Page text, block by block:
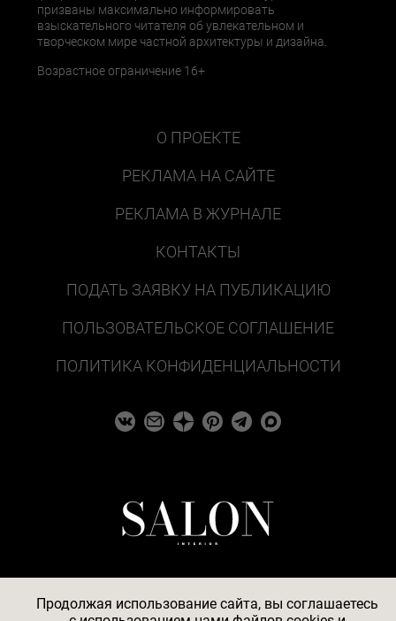
призваны максимально информировать
взыскательного читателя об увлекательном и
творческом мире частной архитектуры и дизайна.
Возрастное ограничение 16+
О ПРОЕКТЕ
РЕКЛАМА НА САЙТЕ
РЕКЛАМА В ЖУРНАЛЕ
КОНТАКТЫ
ПОДАТЬ ЗАЯВКУ НА ПУБЛИКАЦИЮ
ПОЛЬЗОВАТЕЛЬСКОЕ СОГЛАШЕНИЕ
ПОЛИТИКА КОНФИДЕНЦИАЛЬНОСТИ
Продолжая использование сайта, вы соглашаетесь